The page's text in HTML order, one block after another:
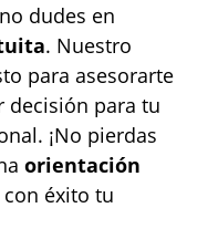
dudes en
. Nuestro
para asesorarte
decisión para tu
¡No pierdas
orientación
éxito tu